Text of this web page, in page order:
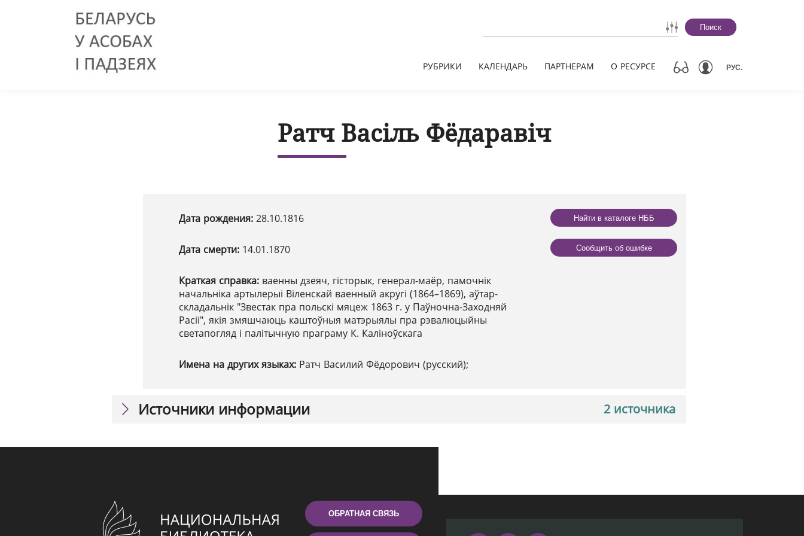
Поиск
РУБРИКИ КАЛЕНДАРЬ ПАРТНЕРАМ О РЕСУРСЕ РУС.
Ратч Васіль Фёдаравіч
Дата рождения: 28.10.1816
Дата смерти: 14.01.1870
Краткая справка: ваенны дзеяч, гісторык, генерал-маёр, памочнік
начальніка артылерыі Віленскай ваенный акругі (1864–1869), аўтар-
складальнік "Звестак пра польскі мяцеж 1863 г. у Паўночна-Заходняй
Расіі", якія змяшчаюць каштоўныя матэрыялы пра рэвалюцыйны
светапогляд і палітычную праграму К. Каліноўскага
Имена на других языках: Ратч Василий Фёдорович (русский);
Найти в каталоге НББ
Сообщить об ошибке
2 источника
Источники информации
ОБРАТНАЯ СВЯЗЬ